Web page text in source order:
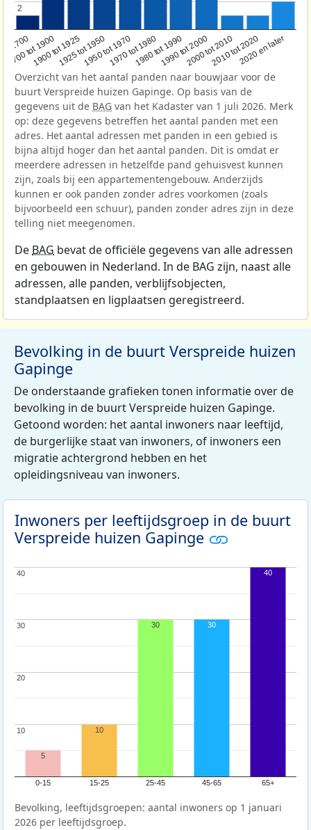
1700
1700 tot 1900
1900 tot 19251925 tot 19501950 tot 19701970 tot 19801980 tot 19901990 tot 20002000 tot 20102010 tot 20202020 en later
2
2
Overzicht van het aantal panden naar bouwjaar voor de
buurt Verspreide huizen Gapinge. Op basis van de
gegevens uit de BAG van het Kadaster van 1 juli 2026. Merk
op: deze gegevens betreffen het aantal panden met een
adres. Het aantal adressen met panden in een gebied is
bijna altijd hoger dan het aantal panden. Dit is omdat er
meerdere adressen in hetzelfde pand gehuisvest kunnen
zijn, zoals bij een appartementengebouw. Anderzijds
kunnen er ook panden zonder adres voorkomen (zoals
bijvoorbeeld een schuur), panden zonder adres zijn in deze
telling niet meegenomen.
De BAG bevat de officiële gegevens van alle adressen
en gebouwen in Nederland. In de BAG zijn, naast alle
adressen, alle panden, verblijfsobjecten,
standplaatsen en ligplaatsen geregistreerd.
Bevolking in de buurt Verspreide huizen
Gapinge
De onderstaande grafieken tonen informatie over de
bevolking in de buurt Verspreide huizen Gapinge.
Getoond worden: het aantal inwoners naar leeftijd,
de burgerlijke staat van inwoners, of inwoners een
migratie achtergrond hebben en het
opleidingsniveau van inwoners.
Inwoners per leeftijdsgroep in de buurt
Verspreide huizen Gapinge
0-15 15-25 25-45 45-65 65+
10
10
20
20
30
30
40
40
5
10
30 30
40
Bevolking, leeftijdsgroepen: aantal inwoners op 1 januari
2026 per leeftijdsgroep.